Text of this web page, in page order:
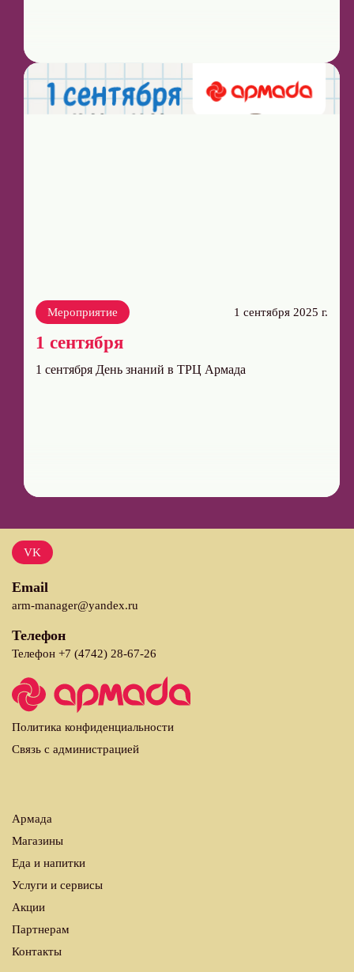
Мероприятие 1 сентября 2025 г.
1 сентября
1 сентября День знаний в ТРЦ Армада
VK
Email
arm-manager@yandex.ru
Телефон
Телефон +7 (4742) 28-67-26
Политика конфиденциальности
Связь с администрацией
Армада
Магазины
Еда и напитки
Услуги и сервисы
Акции
Партнерам
Контакты